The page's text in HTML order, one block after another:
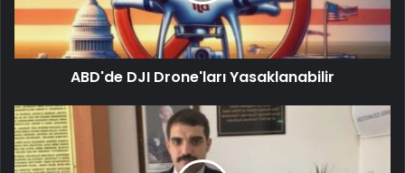
ABD'de DJI Drone'ları Yasaklanabilir